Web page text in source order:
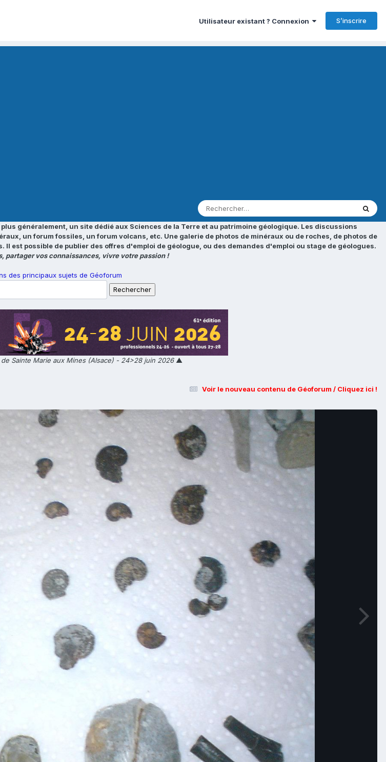
Utilisateur existant ? Connexion S’inscrire
généralement, un site dédié aux Sciences de la Terre et au patrimoine géologique. Les discussions
un forum fossiles, un forum volcans, etc. Une galerie de photos de minéraux ou de roches, de photos de
est possible de publier des offres d'emploi de géologue, ou des demandes d'emploi ou stage de géologues.
partager vos connaissances, vivre votre passion !
des principaux sujets de Géoforum
Sainte Marie aux Mines (Alsace) - 24>28 juin 2026▲
Voir le nouveau contenu de Géoforum / Cliquez ici !